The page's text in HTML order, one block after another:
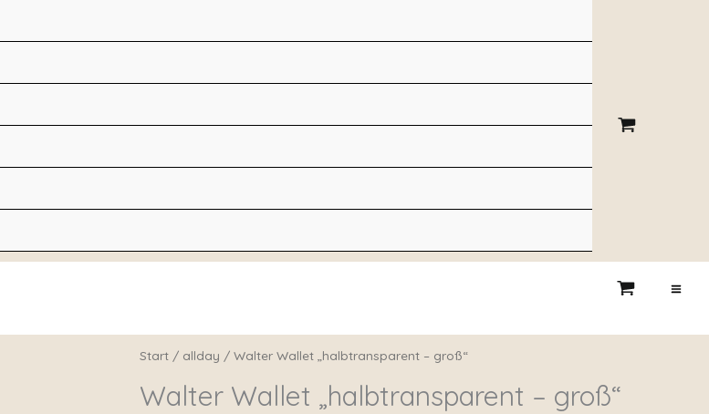
Start / allday / Walter Wallet „halbtransparent – groß“
Walter Wallet „halbtransparent – groß“
Walter
"halbtransparent